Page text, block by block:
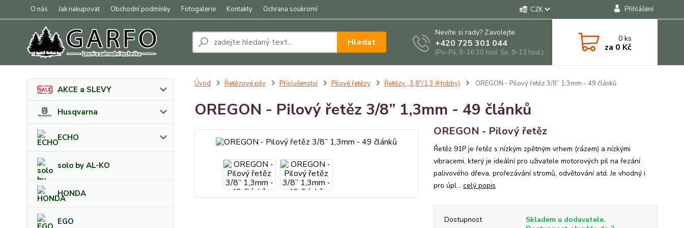
O nás Jak nakupovat Obchodní podmínky Fotogalerie Kontakty Ochrana soukromí CZK Přihlášení
Hledat
Nevíte si rady? Zavolejte.
+420 725 301 044
(Po-Pá, 8-16:30 hod. So, 9-12 hod.)
0ks
za 0 Kč
AKCE a SLEVY
Husqvarna
ECHO
solo by AL-KO
HONDA
EGO
Úvod Řetězové pily Příslušenství Pilové řetězy Řetězy ,,3,8"/1,3 (Hobby) OREGON - Pilový řetěz 3/8” 1,3mm - 49 článků
OREGON - Pilový řetěz 3/8” 1,3mm - 49 článků
OREGON - Pilový řetěz
Řetěz 91P je řetěz s nízkým zpětným vrhem (rázem) a nízkými
vibracemi, který je ideální pro uživatele motorových pil na řezání
palivového dřeva, prořezávání stromů, odvětování atd. Je vhodný i
pro úpl... celý popis
Dostupnost
Skladem u dodavatele.